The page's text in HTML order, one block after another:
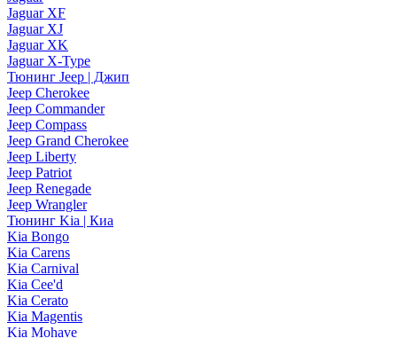
Jaguar XF
Jaguar XJ
Jaguar XK
Jaguar X-Type
Тюнинг Jeep | Джип
Jeep Cherokee
Jeep Commander
Jeep Compass
Jeep Grand Cherokee
Jeep Liberty
Jeep Patriot
Jeep Renegade
Jeep Wrangler
Тюнинг Kia | Киа
Kia Bongo
Kia Carens
Kia Carnival
Kia Cee'd
Kia Cerato
Kia Magentis
Kia Mohave